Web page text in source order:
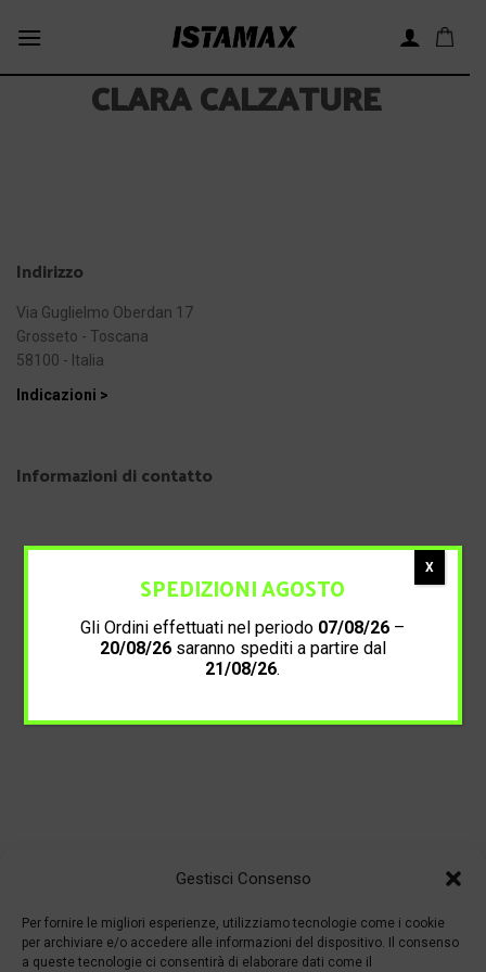
Gestisci Consenso
Per fornire le migliori esperienze, utilizziamo tecnologie come i cookie
per archiviare e/o accedere alle informazioni del dispositivo. Il consenso
a queste tecnologie ci consentirà di elaborare dati come il
CLARA CALZATURE
Indirizzo
Via Guglielmo Oberdan 17
Grosseto - Toscana
58100 - Italia
Indicazioni >
Informazioni di contatto
SPEDIZIONI AGOSTO
Gli Ordini effettuati nel periodo 07/08/26 –
20/08/26saranno spediti a partire dal
21/08/26.
X